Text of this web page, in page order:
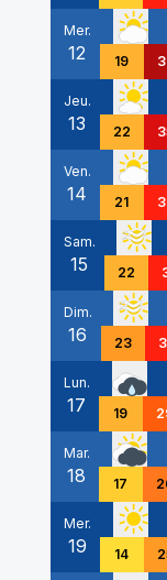
Mer.
12 19
Jeu.
13 22
Ven.
14 21
Sam.
15 22
Dim.
16 23
Lun.
17 19
Mar.
18 17
Mer.
19 14